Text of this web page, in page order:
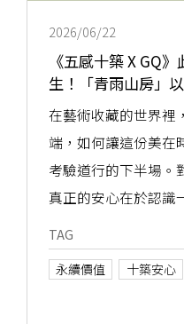
2026/06/22
《五感十築 X GQ
生！「青雨山房」
成為藏家最安心的
在藝術收藏的世界裡
端，如何讓這份美在
考驗道行的下半場。
真正的安心在於認識
TAG
永續價值
十築安心